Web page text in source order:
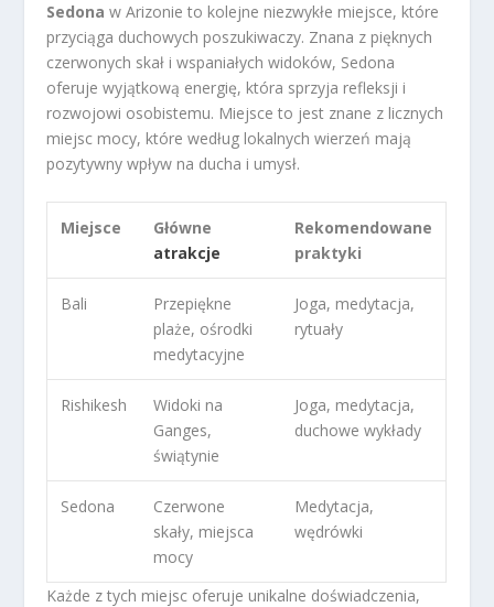
Sedona w Arizonie to kolejne niezwykłe miejsce, które
przyciąga duchowych poszukiwaczy. Znana z pięknych
czerwonych skał i wspaniałych widoków, Sedona
oferuje wyjątkową energię, która sprzyja refleksji i
rozwojowi osobistemu. Miejsce to jest znane z licznych
miejsc mocy, które według lokalnych wierzeń mają
pozytywny wpływ na ducha i umysł.
Miejsce
Główne
atrakcje
Rekomendowane
praktyki
Bali
Przepiękne
plaże, ośrodki
medytacyjne
Joga, medytacja,
rytuały
Rishikesh
Widoki na
Ganges,
świątynie
Joga, medytacja,
duchowe wykłady
Sedona
Czerwone
skały, miejsca
mocy
Medytacja,
wędrówki
Każde z tych miejsc oferuje unikalne doświadczenia,